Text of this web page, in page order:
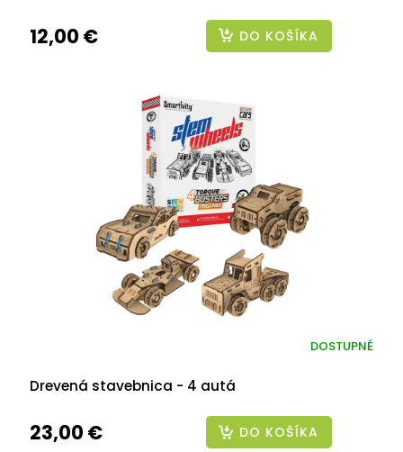
12,00 € DO KOŠÍKA
Drevená stavebnica - 4 autá
DOSTUPNÉ
23,00 € DO KOŠÍKA